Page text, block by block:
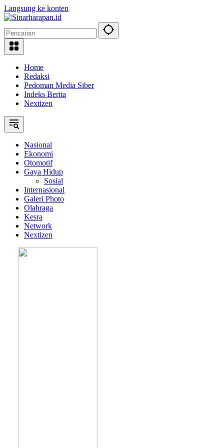
Langsung ke konten
Home
Redaksi
Pedoman Media Siber
Indeks Berita
Nextizen
Nasional
Ekonomi
Otomotif
Gaya Hidup
Sosial
Internasional
Galeri Photo
Olahraga
Kesra
Network
Nextizen